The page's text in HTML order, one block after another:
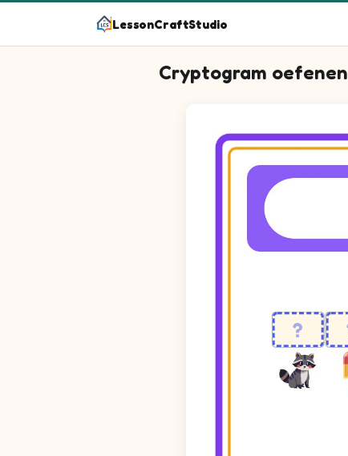
LessonCraftStudio
Cryptogram oefenen